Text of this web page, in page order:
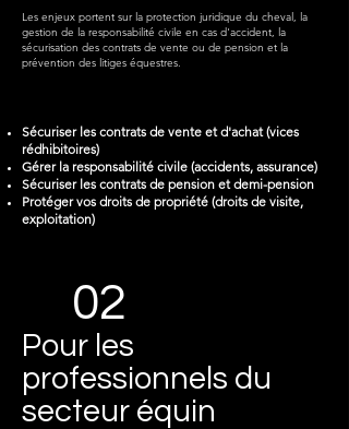
Les enjeux portent sur la protection juridique du cheval, la
gestion de la responsabilité civile en cas d'accident, la
sécurisation des contrats de vente ou de pension et la
prévention des litiges équestres.
Sécuriser les contrats de vente et d'achat (vices
rédhibitoires)
Gérer la responsabilité civile (accidents, assurance)
Sécuriser les contrats de pension et demi-pension
Protéger vos droits de propriété (droits de visite,
exploitation)
02
Pour les
professionnels du
secteur équin